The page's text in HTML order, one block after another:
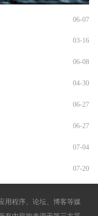
06-07
03-16
06-08
04-30
06-27
06-27
07-04
07-20
用程序、论坛、博客等媒